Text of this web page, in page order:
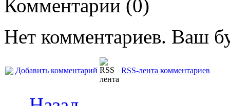
Комментарии (0)
Нет комментариев. Ваш
Добавить комментарий RSS-лента комментариев